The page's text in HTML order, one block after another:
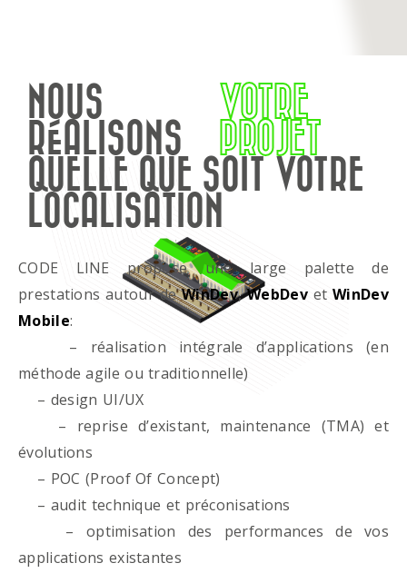
NOUS
RÉALISONS
VOTRE
PROJET
QUELLE QUE SOIT VOTRE
LOCALISATION
CODE LINE propose une large palette de
prestations autour deWinDev,WebDevet WinDev
Mobile:
– réalisation intégrale d’applications (en
méthode agile ou traditionnelle)
– design UI/UX
– reprise d’existant, maintenance (TMA) et
évolutions
– POC (Proof Of Concept)
– audit technique et préconisations
– optimisation des performances de vos
applications existantes